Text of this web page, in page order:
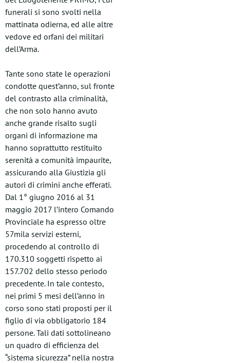
funerali si sono svolti nella
mattinata odierna, ed alle altre
vedove ed orfani dei militari
dell’Arma.
Tante sono state le operazioni
condotte quest’anno, sul fronte
del contrasto alla criminalità,
che non solo hanno avuto
anche grande risalto sugli
organi di informazione ma
hanno soprattutto restituito
serenità a comunità impaurite,
assicurando alla Giustizia gli
autori di crimini anche efferati.
Dal 1° giugno 2016 al 31
maggio 2017 l’intero Comando
Provinciale ha espresso oltre
57mila servizi esterni,
procedendo al controllo di
170.310 soggetti rispetto ai
157.702 dello stesso periodo
precedente. In tale contesto,
nei primi 5 mesi dell’anno in
corso sono stati proposti per il
figlio di via obbligatorio 184
persone. Tali dati sottolineano
un quadro di efficienza del
“sistema sicurezza” nella nostra